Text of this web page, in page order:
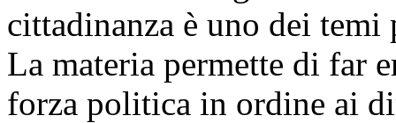
cittadinanza è uno dei
La materia permette di far
forza politica in ordine ai